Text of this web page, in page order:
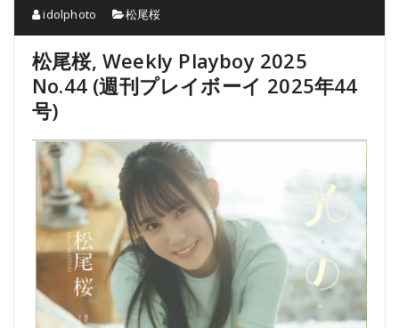
idolphoto 松尾桜
松尾桜, Weekly Playboy 2025
No.44 (週刊プレイボーイ 2025年44
号)